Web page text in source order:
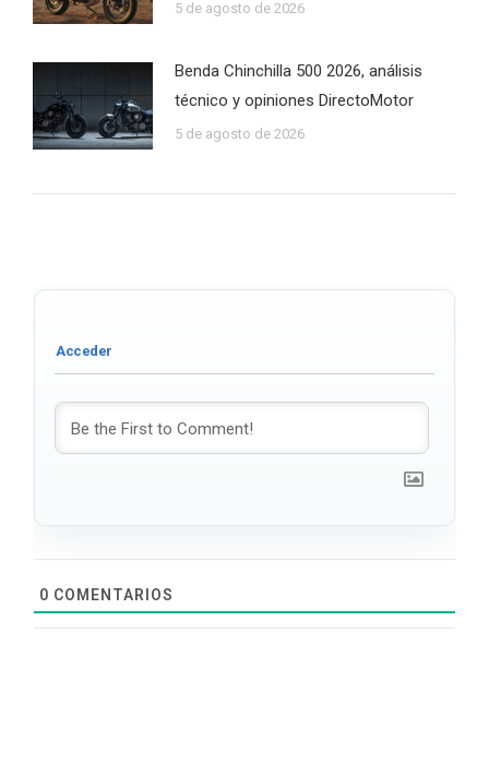
5 de agosto de 2026
Benda Chinchilla 500 2026, análisis
técnico y opiniones DirectoMotor
5 de agosto de 2026
0 COMENTARIOS